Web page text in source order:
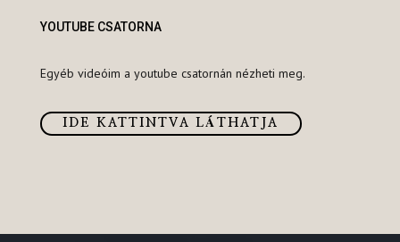
YOUTUBE CSATORNA
Egyéb videóim a youtube csatornán nézheti meg.
IDE KATTINTVA LÁTHATJA